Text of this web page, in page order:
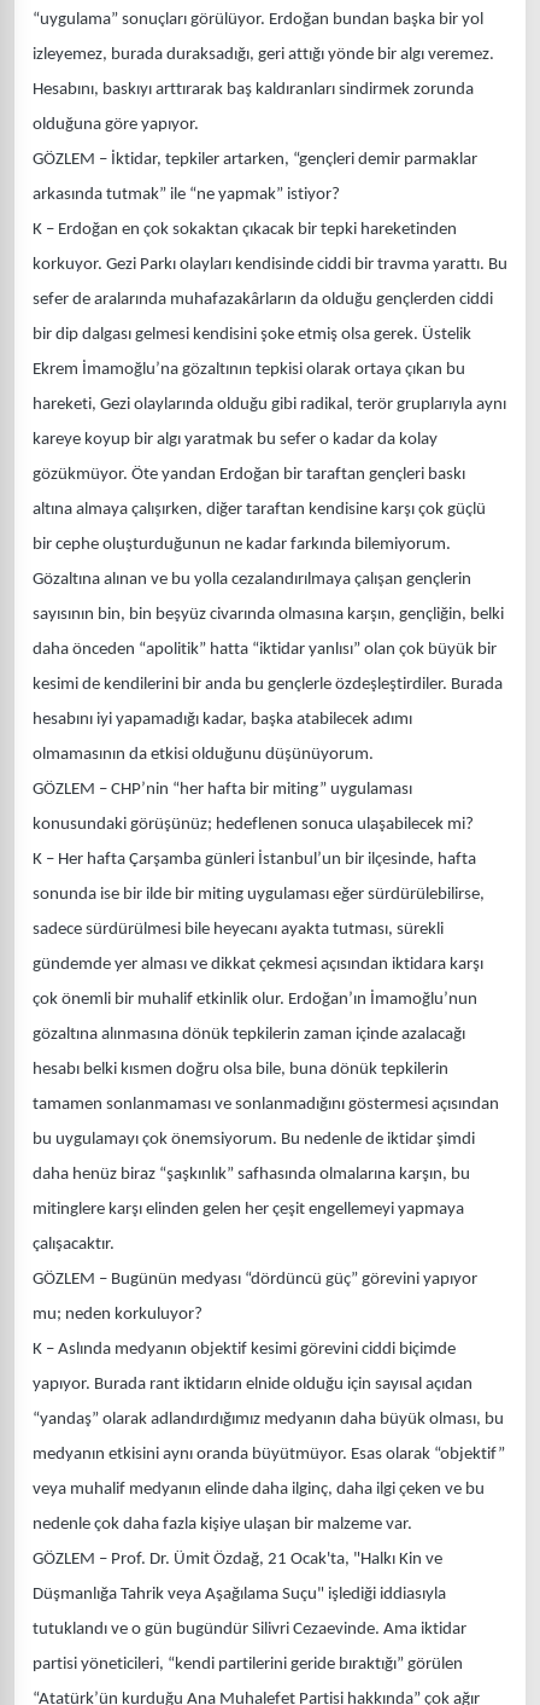
“uygulama” sonuçları görülüyor. Erdoğan bundan başka bir yol
izleyemez, burada duraksadığı, geri attığı yönde bir algı veremez.
Hesabını, baskıyı arttırarak baş kaldıranları sindirmek zorunda
olduğuna göre yapıyor.
GÖZLEM – İktidar, tepkiler artarken, “gençleri demir parmaklar
arkasında tutmak” ile “ne yapmak” istiyor?
K – Erdoğan en çok sokaktan çıkacak bir tepki hareketinden
korkuyor. Gezi Parkı olayları kendisinde ciddi bir travma yarattı. Bu
sefer de aralarında muhafazakârların da olduğu gençlerden ciddi
bir dip dalgası gelmesi kendisini şoke etmiş olsa gerek. Üstelik
Ekrem İmamoğlu’na gözaltının tepkisi olarak ortaya çıkan bu
hareketi, Gezi olaylarında olduğu gibi radikal, terör gruplarıyla aynı
kareye koyup bir algı yaratmak bu sefer o kadar da kolay
gözükmüyor. Öte yandan Erdoğan bir taraftan gençleri baskı
altına almaya çalışırken, diğer taraftan kendisine karşı çok güçlü
bir cephe oluşturduğunun ne kadar farkında bilemiyorum.
Gözaltına alınan ve bu yolla cezalandırılmaya çalışan gençlerin
sayısının bin, bin beşyüz civarında olmasına karşın, gençliğin, belki
daha önceden “apolitik” hatta “iktidar yanlısı” olan çok büyük bir
kesimi de kendilerini bir anda bu gençlerle özdeşleştirdiler. Burada
hesabını iyi yapamadığı kadar, başka atabilecek adımı
olmamasının da etkisi olduğunu düşünüyorum.
GÖZLEM – CHP’nin “her hafta bir miting” uygulaması
konusundaki görüşünüz; hedeflenen sonuca ulaşabilecek mi?
K – Her hafta Çarşamba günleri İstanbul’un bir ilçesinde, hafta
sonunda ise bir ilde bir miting uygulaması eğer sürdürülebilirse,
sadece sürdürülmesi bile heyecanı ayakta tutması, sürekli
gündemde yer alması ve dikkat çekmesi açısından iktidara karşı
çok önemli bir muhalif etkinlik olur. Erdoğan’ın İmamoğlu’nun
gözaltına alınmasına dönük tepkilerin zaman içinde azalacağı
hesabı belki kısmen doğru olsa bile, buna dönük tepkilerin
tamamen sonlanmaması ve sonlanmadığını göstermesi açısından
bu uygulamayı çok önemsiyorum. Bu nedenle de iktidar şimdi
daha henüz biraz “şaşkınlık” safhasında olmalarına karşın, bu
mitinglere karşı elinden gelen her çeşit engellemeyi yapmaya
çalışacaktır.
GÖZLEM – Bugünün medyası “dördüncü güç” görevini yapıyor
mu; neden korkuluyor?
K – Aslında medyanın objektif kesimi görevini ciddi biçimde
yapıyor. Burada rant iktidarın elnide olduğu için sayısal açıdan
“yandaş” olarak adlandırdığımız medyanın daha büyük olması, bu
medyanın etkisini aynı oranda büyütmüyor. Esas olarak “objektif”
veya muhalif medyanın elinde daha ilginç, daha ilgi çeken ve bu
nedenle çok daha fazla kişiye ulaşan bir malzeme var.
GÖZLEM – Prof. Dr. Ümit Özdağ, 21 Ocak'ta, "Halkı Kin ve
Düşmanlığa Tahrik veya Aşağılama Suçu" işlediği iddiasıyla
tutuklandı ve o gün bugündür Silivri Cezaevinde. Ama iktidar
partisi yöneticileri, “kendi partilerini geride bıraktığı” görülen
“Atatürk’ün kurduğu Ana Muhalefet Partisi hakkında” çok ağır